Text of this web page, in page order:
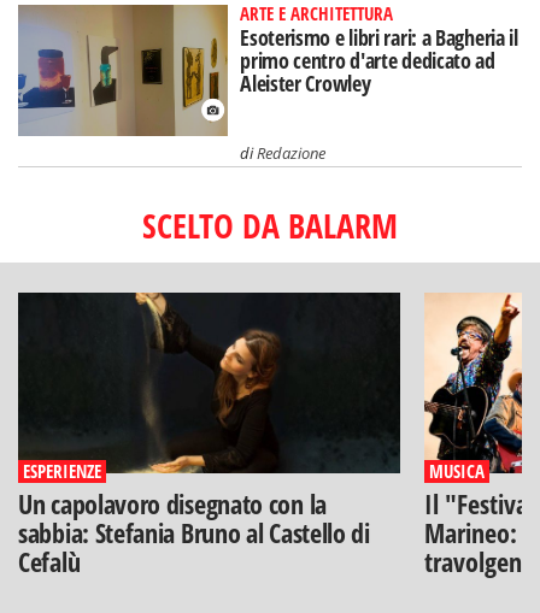
ARTE E ARCHITETTURA
Esoterismo e libri rari: a Bagheria il
primo centro d'arte dedicato ad
Aleister Crowley
diRedazione
SCELTO DA BALARM
ESPERIENZE
Un capolavoro disegnato con la
sabbia: Stefania Bruno al Castello di
Cefalù
MUSICA
Il
Marineo: